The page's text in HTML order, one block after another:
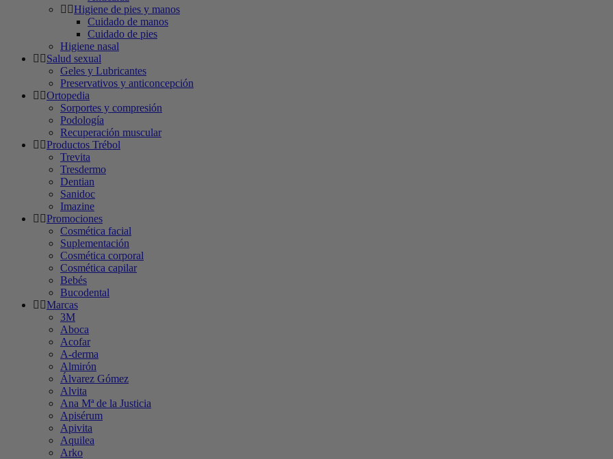
Higiene de pies y manos
Cuidado de manos
Cuidado de pies
Higiene nasal
Salud sexual
Geles y Lubricantes
Preservativos y anticoncepción
Ortopedia
Sorportes y compresión
Podología
Recuperación muscular
Productos Trébol
Trevita
Tresdermo
Dentian
Sanidoc
Imazine
Promociones
Cosmética facial
Suplementación
Cosmética corporal
Cosmética capilar
Bebés
Bucodental
Marcas
3M
Aboca
Acofar
A-derma
Almirón
Álvarez Gómez
Alvita
Ana Mª de la Justicia
Apisérum
Apivita
Aquilea
Arko